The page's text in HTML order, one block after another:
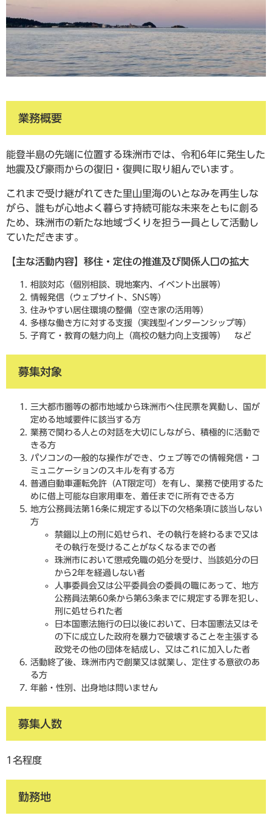
業務概要
能登半島の先端に位置する珠洲市では、令和6年に発生した
地震及び豪雨からの復旧・復興に取り組んでいます。
これまで受け継がれてきた里山里海のいとなみを再生しな
がら、誰もが心地よく暮らす持続可能な未来をともに創る
ため、珠洲市の新たな地域づくりを担う一員として活動し
ていただきます。
【主な活動内容】移住・定住の推進及び関係人口の拡大
相談対応（個別相談、現地案内、イベント出展等）
情報発信（ウェブサイト、SNS等）
住みやすい居住環境の整備（空き家の活用等）
多様な働き方に対する支援（実践型インターンシップ等）
子育て・教育の魅力向上（高校の魅力向上支援等） など
募集対象
三大都市圏等の都市地域から珠洲市へ住民票を異動し、国が
定める地域要件に該当する方
業務で関わる人との対話を大切にしながら、積極的に活動で
きる方
パソコンの一般的な操作ができ、ウェブ等での情報発信・コ
ミュニケーションのスキルを有する方
普通自動車運転免許（AT限定可）を有し、業務で使用するた
めに借上可能な自家用車を、着任までに所有できる方
地方公務員法第16条に規定する以下の欠格条項に該当しない
方
禁錮以上の刑に処せられ、その執行を終わるまで又は
その執行を受けることがなくなるまでの者
珠洲市において懲戒免職の処分を受け、当該処分の日
から2年を経過しない者
人事委員会又は公平委員会の委員の職にあって、地方
公務員法第60条から第63条までに規定する罪を犯し、
刑に処せられた者
日本国憲法施行の日以後において、日本国憲法又はそ
の下に成立した政府を暴力で破壊することを主張する
政党その他の団体を結成し、又はこれに加入した者
活動終了後、珠洲市内で創業又は就業し、定住する意欲のあ
る方
年齢・性別、出身地は問いません
募集人数
1名程度
勤務地